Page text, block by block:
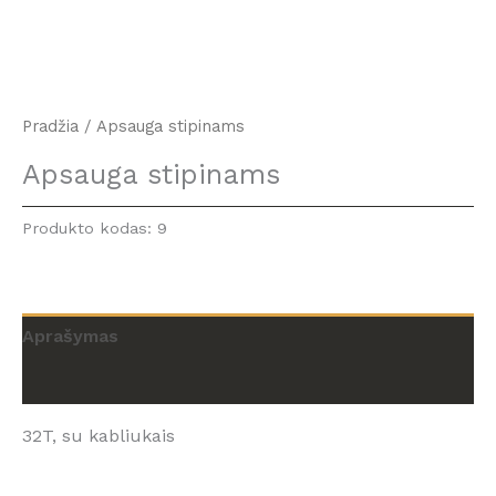
Pradžia / Apsauga stipinams
Apsauga stipinams
Produkto kodas: 9
Aprašymas
32T, su kabliukais